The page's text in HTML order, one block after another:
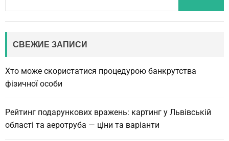
a
СВЕЖИЕ ЗАПИСИ
Хто може скористатися процедурою банкрутства
фізичної особи
Рейтинг подарункових вражень: картинг у Львівській
області та аеротруба — ціни та варіанти